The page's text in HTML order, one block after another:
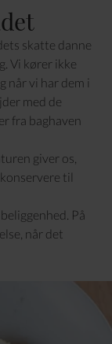
skatte danne
Vi kører ikke
når vi har dem i
med de
fra baghaven
giver os,
til
På
når det